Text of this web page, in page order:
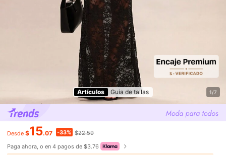
Artículos Guia de tallas 1/7
Desde $15.07 -33% $22.59
Paga ahora, o en 4 pagos de $3.76